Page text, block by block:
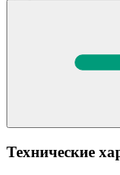
Технические